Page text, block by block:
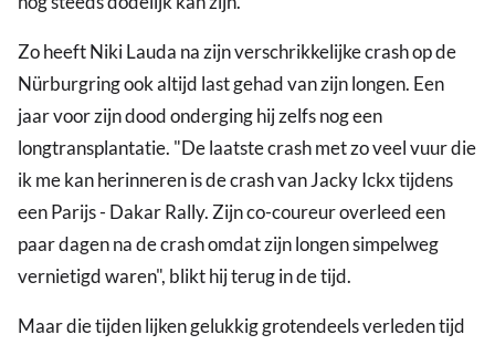
Zo heeft Niki Lauda na zijn verschrikkelijke crash op de
Nürburgring ook altijd last gehad van zijn longen. Een
jaar voor zijn dood onderging hij zelfs nog een
longtransplantatie. "De laatste crash met zo veel vuur die
ik me kan herinneren is de crash van Jacky Ickx tijdens
een Parijs - Dakar Rally. Zijn co-coureur overleed een
paar dagen na de crash omdat zijn longen simpelweg
vernietigd waren", blikt hij terug in de tijd.
Maar die tijden lijken gelukkig grotendeels verleden tijd